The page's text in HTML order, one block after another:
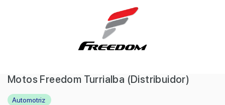
Motos Freedom Turrialba (Distribuidor)
Automotriz